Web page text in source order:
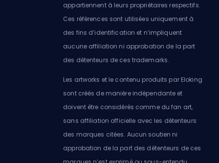
appartiennent à leurs propriétaires respectifs.
Ces références sont utilisées uniquement à
des fins d’identification et n’impliquent
aucune affiliation ni approbation de la part
des détenteurs de ces trademarks.
Les artworks et le contenu produits par Eloking
sont créés de manière indépendante et
doivent être considérés comme du fan art,
sans affiliation officielle avec les détenteurs
des marques citées. Aucun soutien ni
approbation de la part des détenteurs de ces